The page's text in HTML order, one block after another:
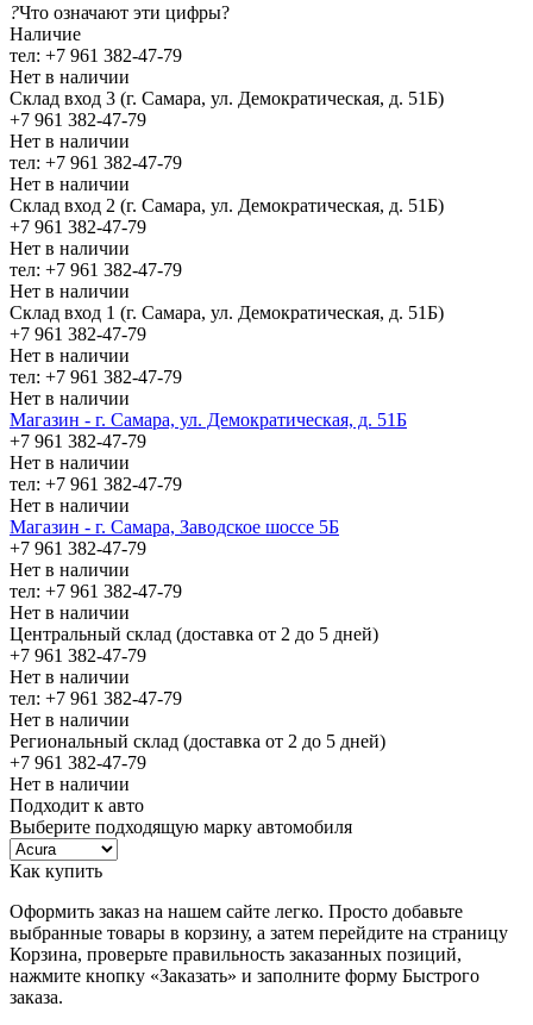
?Что означают эти цифры?
Наличие
тел: +7 961 382-47-79
Нет в наличии
Склад вход 3 (г. Самара, ул. Демократическая, д. 51Б)
+7 961 382-47-79
Нет в наличии
тел: +7 961 382-47-79
Нет в наличии
Склад вход 2 (г. Самара, ул. Демократическая, д. 51Б)
+7 961 382-47-79
Нет в наличии
тел: +7 961 382-47-79
Нет в наличии
Склад вход 1 (г. Самара, ул. Демократическая, д. 51Б)
+7 961 382-47-79
Нет в наличии
тел: +7 961 382-47-79
Нет в наличии
Магазин - г. Самара, ул. Демократическая, д. 51Б
+7 961 382-47-79
Нет в наличии
тел: +7 961 382-47-79
Нет в наличии
Магазин - г. Самара, Заводское шоссе 5Б
+7 961 382-47-79
Нет в наличии
тел: +7 961 382-47-79
Нет в наличии
Центральный склад (доставка от 2 до 5 дней)
+7 961 382-47-79
Нет в наличии
тел: +7 961 382-47-79
Нет в наличии
Региональный склад (доставка от 2 до 5 дней)
+7 961 382-47-79
Нет в наличии
Подходит к авто
Выберите подходящую марку автомобиля
Как купить
Оформить заказ на нашем сайте легко. Просто добавьте
выбранные товары в корзину, а затем перейдите на страницу
Корзина, проверьте правильность заказанных позиций,
нажмите кнопку «Заказать» и заполните форму Быстрого
заказа.